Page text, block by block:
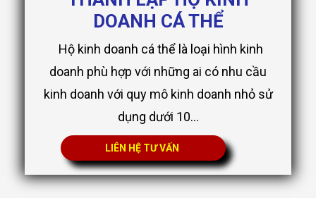
DOANH CÁ THỂ
Hộ kinh doanh cá thể là loại hình kinh
doanh phù hợp với những ai có nhu cầu
kinh doanh với quy mô kinh doanh nhỏ sử
dụng dưới 10...
LIÊN HỆ TƯ VẤN